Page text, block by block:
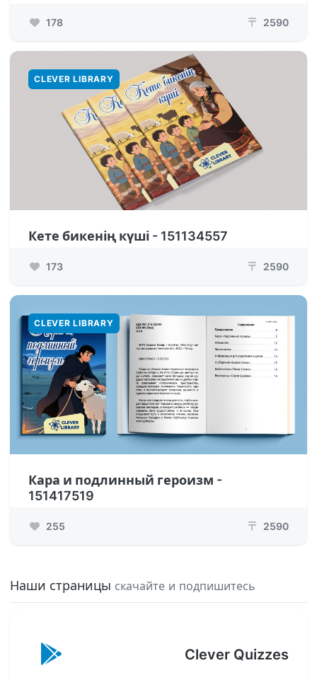
178 ₸ 2590
CLEVER LIBRARY
Кете бикенің күші - 151134557
173 ₸ 2590
CLEVER LIBRARY
Кара и подлинный героизм -
151417519
255 ₸ 2590
Наши страницы скачайте и подпишитесь
Clever Quizzes